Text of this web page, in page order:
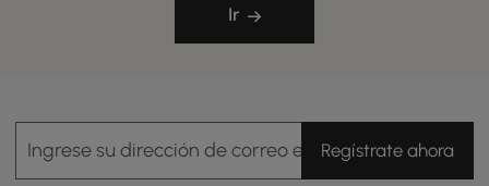
Ir
Ingrese su dirección de correo electrónicoRegístrate ahora